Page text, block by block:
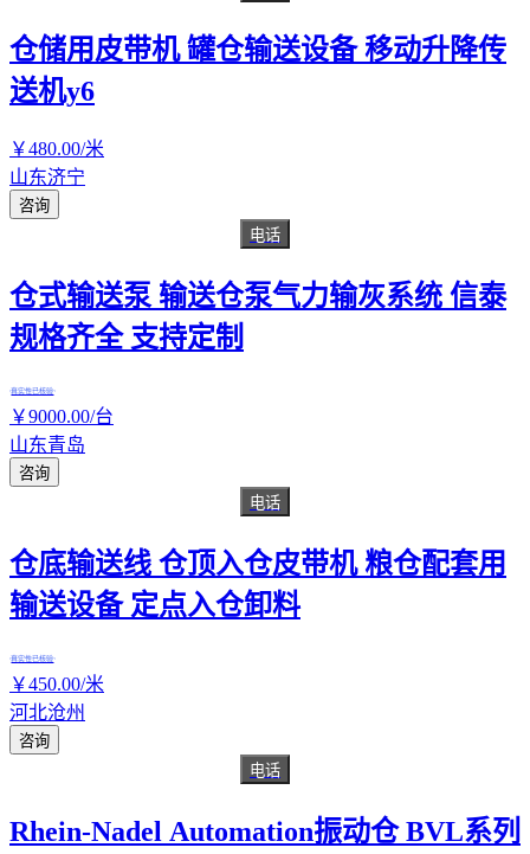
仓储用皮带机 罐仓输送设备 移动升降传
送机y6
￥480.00/米
山东济宁
咨询
电话
仓式输送泵 输送仓泵气力输灰系统 信泰
规格齐全 支持定制
真实性已核验
￥9000.00/台
山东青岛
咨询
电话
仓底输送线 仓顶入仓皮带机 粮仓配套用
输送设备 定点入仓卸料
真实性已核验
￥450.00/米
河北沧州
咨询
电话
Rhein-Nadel Automation振动仓 BVL系列